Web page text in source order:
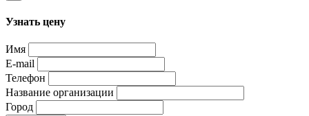
Узнать цену
Имя
E-mail
Телефон
Название организации
Город